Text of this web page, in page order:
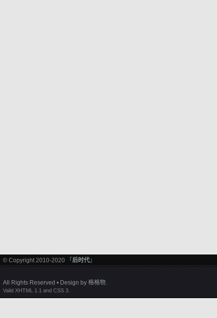
© Copyright 2010-2020 「 后时代 」
All Rights Reserved • Design by 格格物.
Valid XHTML 1.1 and CSS 3.